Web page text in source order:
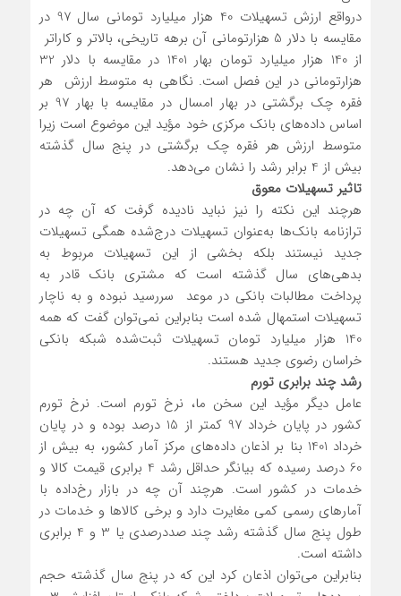
درواقع ارزش تسهیلات 40 هزار میلیارد تومانی سال 97 در
مقایسه با دلار 5 هزارتومانی آن برهه تاریخی، بالاتر و کاراتر
از 140 هزار میلیارد تومان بهار 1401 در مقایسه با دلار 32
هزارتومانی در این فصل است. نگاهی به متوسط ارزش هر
فقره چک برگشتی در بهار امسال در مقایسه با بهار 97 بر
اساس داده‌های بانک مرکزی خود مؤید این موضوع است زیرا
متوسط ارزش هر فقره چک برگشتی در پنج سال گذشته
بیش از 4 برابر رشد را نشان می‌دهد.
تاثیر تسهیلات معوق
هرچند این نکته را نیز نباید نادیده گرفت که آن چه در
ترازنامه بانک‌ها به‌عنوان تسهیلات درج‌شده همگی تسهیلات
جدید نیستند بلکه بخشی از این تسهیلات مربوط به
بدهی‌های سال گذشته است که مشتری بانک قادر به
پرداخت مطالبات بانکی در موعد سررسید نبوده و به ناچار
تسهیلات استمهال شده است بنابراین نمی‌توان گفت که همه
140 هزار میلیارد تومان تسهیلات ثبت‌شده شبکه بانکی
خراسان رضوی جدید هستند.
رشد چند برابری تورم
عامل دیگر مؤید این سخن ما، نرخ تورم است. نرخ تورم
کشور در پایان خرداد 97 کمتر از 15 درصد بوده و در پایان
خرداد 1401 بنا بر اذعان داده‌های مرکز آمار کشور، به بیش از
60 درصد رسیده که بیانگر حداقل رشد 4 برابری قیمت کالا و
خدمات در کشور است. هرچند آن چه در بازار رخ‌داده با
آمارهای رسمی کمی مغایرت دارد و برخی کالاها و خدمات در
طول پنج سال گذشته رشد چند صددرصدی یا 3 و 4 برابری
داشته است.
بنابراین می‌توان اذعان کرد این که در پنج سال گذشته حجم